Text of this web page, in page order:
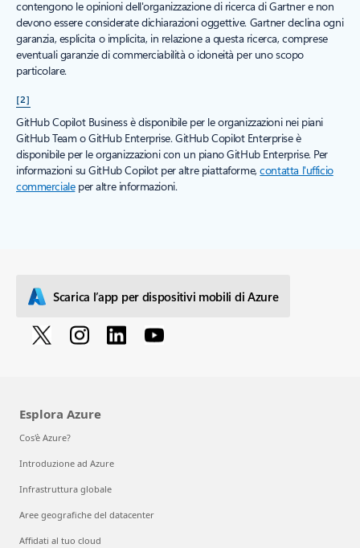
contengono le opinioni dell'organizzazione di ricerca di Gartner e non
devono essere considerate dichiarazioni oggettive. Gartner declina ogni
garanzia, esplicita o implicita, in relazione a questa ricerca, comprese
eventuali garanzie di commerciabilità o idoneità per uno scopo
particolare.
[2]
GitHub Copilot Business è disponibile per le organizzazioni nei piani
GitHub Team o GitHub Enterprise. GitHub Copilot Enterprise è
disponibile per le organizzazioni con un piano GitHub Enterprise. Per
informazioni su GitHub Copilot per altre piattaforme,contatta l'ufficio
commercialeper altre informazioni.
Scarica l’app per dispositivi mobili di Azure
Esplora Azure
Cos'è Azure?
Introduzione ad Azure
Infrastruttura globale
Aree geografiche del datacenter
Affidati al tuo cloud